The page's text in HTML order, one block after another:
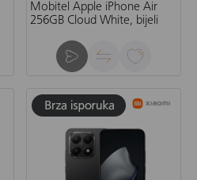
Mobitel Apple iPhone Air
256GB Cloud White, bijeli